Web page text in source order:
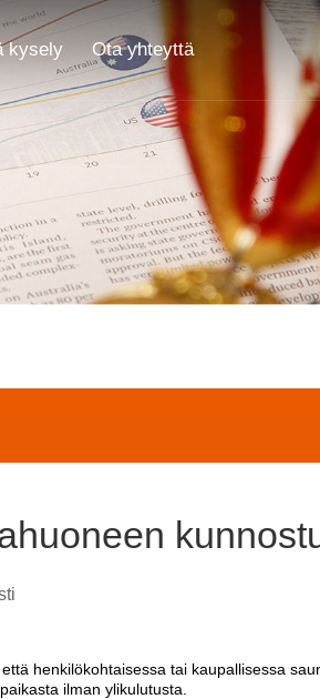
kysely Ota yhteyttä
henkilökohtaisessa tai kaupallisessa
ilman ylikulutusta.